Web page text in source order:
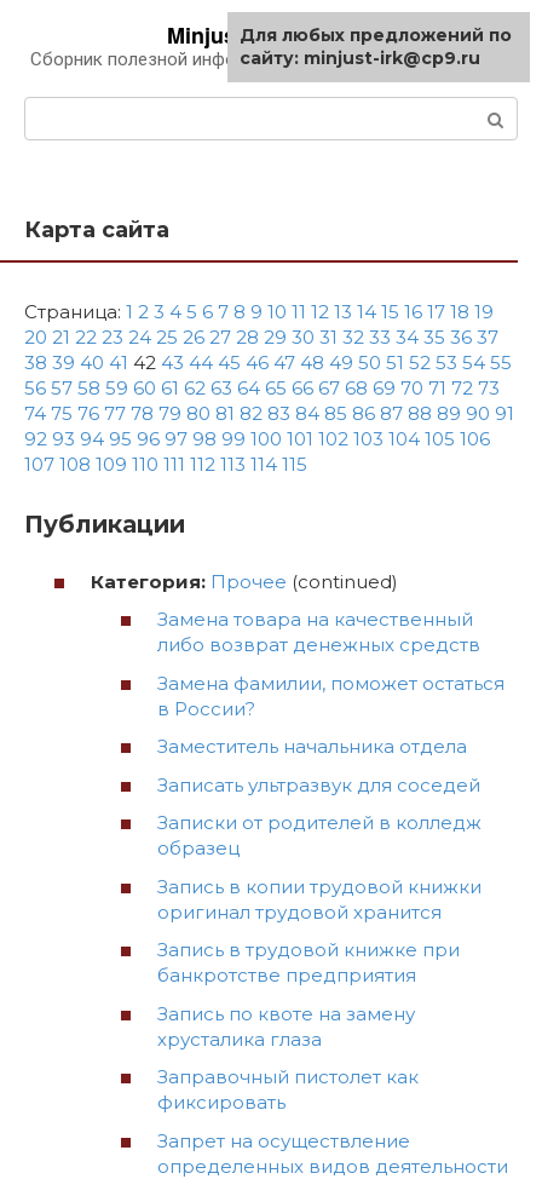
контенту
Minjust-irk.ru
Сборник полезной информации про автомобили
Карта сайта
Страница: 1 2 3 4 5 6 7 8 9 10 11 12 13 14 15 16 17 18 19
20 21 22 23 24 25 26 27 28 29 30 31 32 33 34 35 36 37
38 39 40 41 42 43 44 45 46 47 48 49 50 51 52 53 54 55
56 57 58 59 60 61 62 63 64 65 66 67 68 69 70 71 72 73
74 75 76 77 78 79 80 81 82 83 84 85 86 87 88 89 90 91
92 93 94 95 96 97 98 99 100 101 102 103 104 105 106
107 108 109 110 111 112 113 114 115
Публикации
Категория: Прочее (continued)
Замена товара на качественный
либо возврат денежных средств
Замена фамилии, поможет остаться
в России?
Заместитель начальника отдела
Записать ультразвук для соседей
Записки от родителей в колледж
образец
Запись в копии трудовой книжки
оригинал трудовой хранится
Запись в трудовой книжке при
банкротстве предприятия
Запись по квоте на замену
хрусталика глаза
Заправочный пистолет как
фиксировать
Запрет на осуществление
определенных видов деятельности
Для любых предложений по
сайту: minjust-irk@cp9.ru